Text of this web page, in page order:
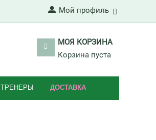
Мой профиль
МОЯ КОРЗИНА
Корзина пуста
ТРЕНЕРЫ ДОСТАВКА